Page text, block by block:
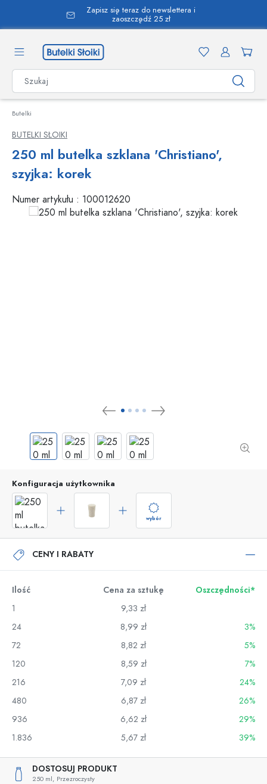
zawartości
Zapisz się teraz do newslettera i
zaoszczędź 25 zł
Butelki
BUTELKI SŁOIKI
250 ml butelka szklana 'Christiano',
szyjka: korek
Numer artykułu : 100012620
Konfiguracja użytkownika
wybór
CENY I RABATY
Ilość Cena za sztukę
Oszczędności*
1
9,33 zł
24
8,99 zł
3%
72
8,82 zł
5%
120
8,59 zł
7%
216
7,09 zł
24%
480
6,87 zł
26%
936
6,62 zł
29%
1.836
5,67 zł 39%
DOSTOSUJ PRODUKT
250 ml, Przezroczysty